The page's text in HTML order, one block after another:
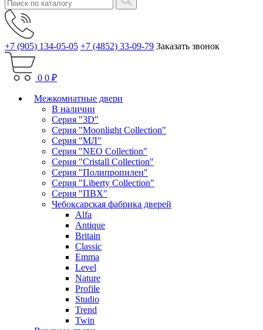
+7 (905) 134-05-05 +7 (4852) 33-09-79 Заказать звонок
0 0 ₽
Межкомнатные двери
В наличии
Серия "3D"
Серия "Moonlight Collection"
Серия "МЛ"
Серия "NEO Collection"
Серия "Cristall Collection"
Серия "Полипропилен"
Серия "Liberty Collection"
Серия "ПВХ"
Чебоксарская фабрика дверей
Alfa
Antique
Britain
Classic
Emma
Level
Nature
Profile
Studio
Trend
Twin